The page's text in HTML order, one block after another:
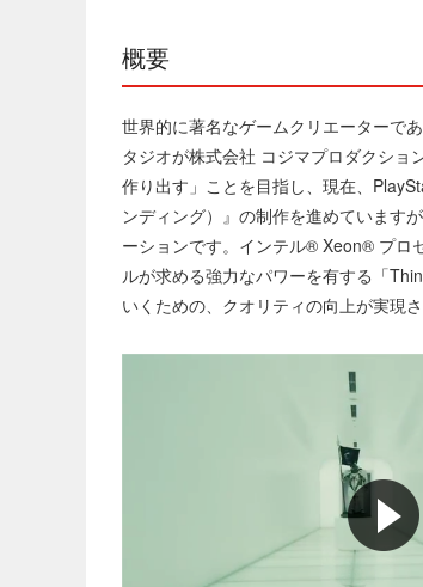
概要
世界的に著名なゲームクリエーターで
タジオが株式会社 コジマプロダクショ
作り出す」ことを目指し、現在、
ンディング）』の制作を進めています
ーションです。インテル® Xeon® プロ
ルが求める強力なパワーを有する「
いくための、クオリティの向上が実現さ